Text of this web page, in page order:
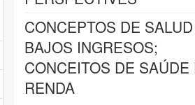
CONCEPTOS DE
BAJOS INGRESOS;
CONCEITOS DE
RENDA